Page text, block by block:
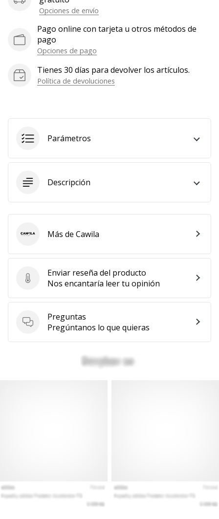
todos
artículos
Opciones de envío
Pago online con tarjeta u otros métodos de
pago
Opciones de pago
Tienes 30 días para devolver los artículos.
Política de devoluciones
Parámetros
Descripción
Enviar reseña del producto
Enviar reseña del producto
Nos encantaría leer tu opinión
Preguntas
Preguntas
Pregúntanos lo que quieras
CawilaMás de Cawila